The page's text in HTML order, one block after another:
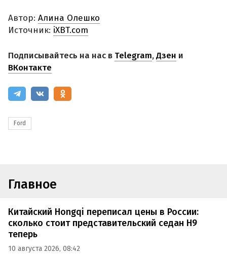
Автор: Алина Олешко
Источник: iXBT.com
Подписывайтесь на нас в Telegram,Дзен и
ВКонтакте
Ford
Главное
Китайский Hongqi переписал цены в России:
сколько стоит представительский седан H9
теперь
10 августа 2026, 08:42